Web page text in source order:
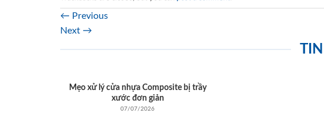
← Previous
Next →
Mẹo xử lý cửa nhựa Composite bị trầy
xước đơn giản
07/07/2026